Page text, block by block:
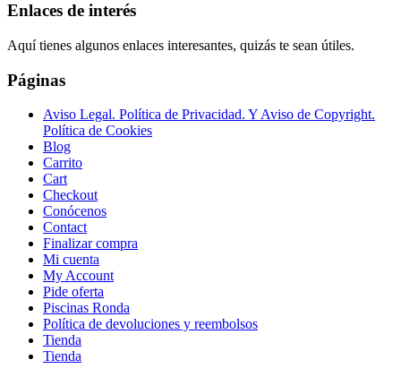
Enlaces de interés
Aquí tienes algunos enlaces interesantes, quizás te sean útiles.
Páginas
Aviso Legal. Política de Privacidad. Y Aviso de Copyright.
Política de Cookies
Blog
Carrito
Cart
Checkout
Conócenos
Contact
Finalizar compra
Mi cuenta
My Account
Pide oferta
Piscinas Ronda
Política de devoluciones y reembolsos
Tienda
Tienda